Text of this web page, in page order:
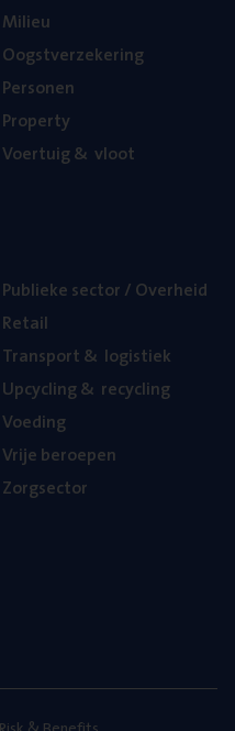
Mili­eu
Oogst­ver­ze­ke­ring
Per­so­nen
Pro­per­ty
Voer­tuig& vloot
Publie­ke sec­tor / Overheid
Retail
Trans­port& logistiek
Upcy­cling& recycling
Voe­ding
Vrije beroe­pen
Zorg­sec­tor